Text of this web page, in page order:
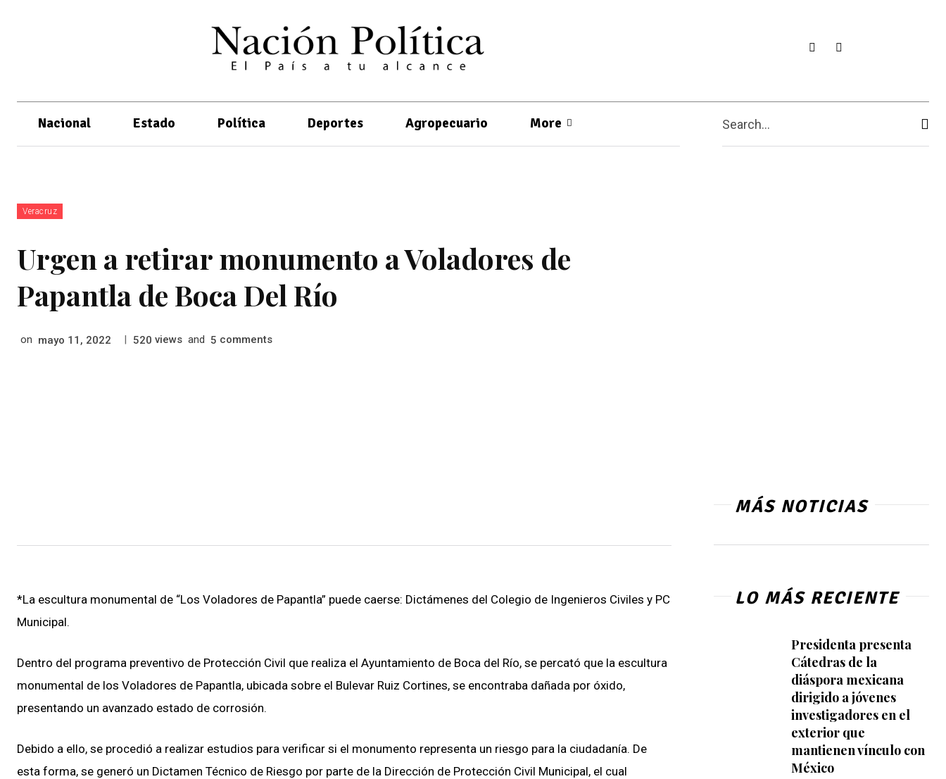
Nacional Estado Política Deportes Agropecuario More Search...
Veracruz
Urgen a retirar monumento a Voladores de
Papantla de Boca Del Río
on mayo 11, 2022 520 views and 5 comments
*La escultura monumental de “Los Voladores de Papantla” puede caerse: Dictámenes del Colegio de Ingenieros Civiles y PC
Municipal.
Dentro del programa preventivo de Protección Civil que realiza el Ayuntamiento de Boca del Río, se percató que la escultura
monumental de los Voladores de Papantla, ubicada sobre el Bulevar Ruiz Cortines, se encontraba dañada por óxido,
presentando un avanzado estado de corrosión.
Debido a ello, se procedió a realizar estudios para verificar si el monumento representa un riesgo para la ciudadanía. De
esta forma, se generó un Dictamen Técnico de Riesgo por parte de la Dirección de Protección Civil Municipal, el cual
MÁS NOTICIAS
LO MÁS RECIENTE
Presidenta presenta
Cátedras de la
diáspora mexicana
dirigido a jóvenes
investigadores en el
exterior que
mantienen vínculo con
México